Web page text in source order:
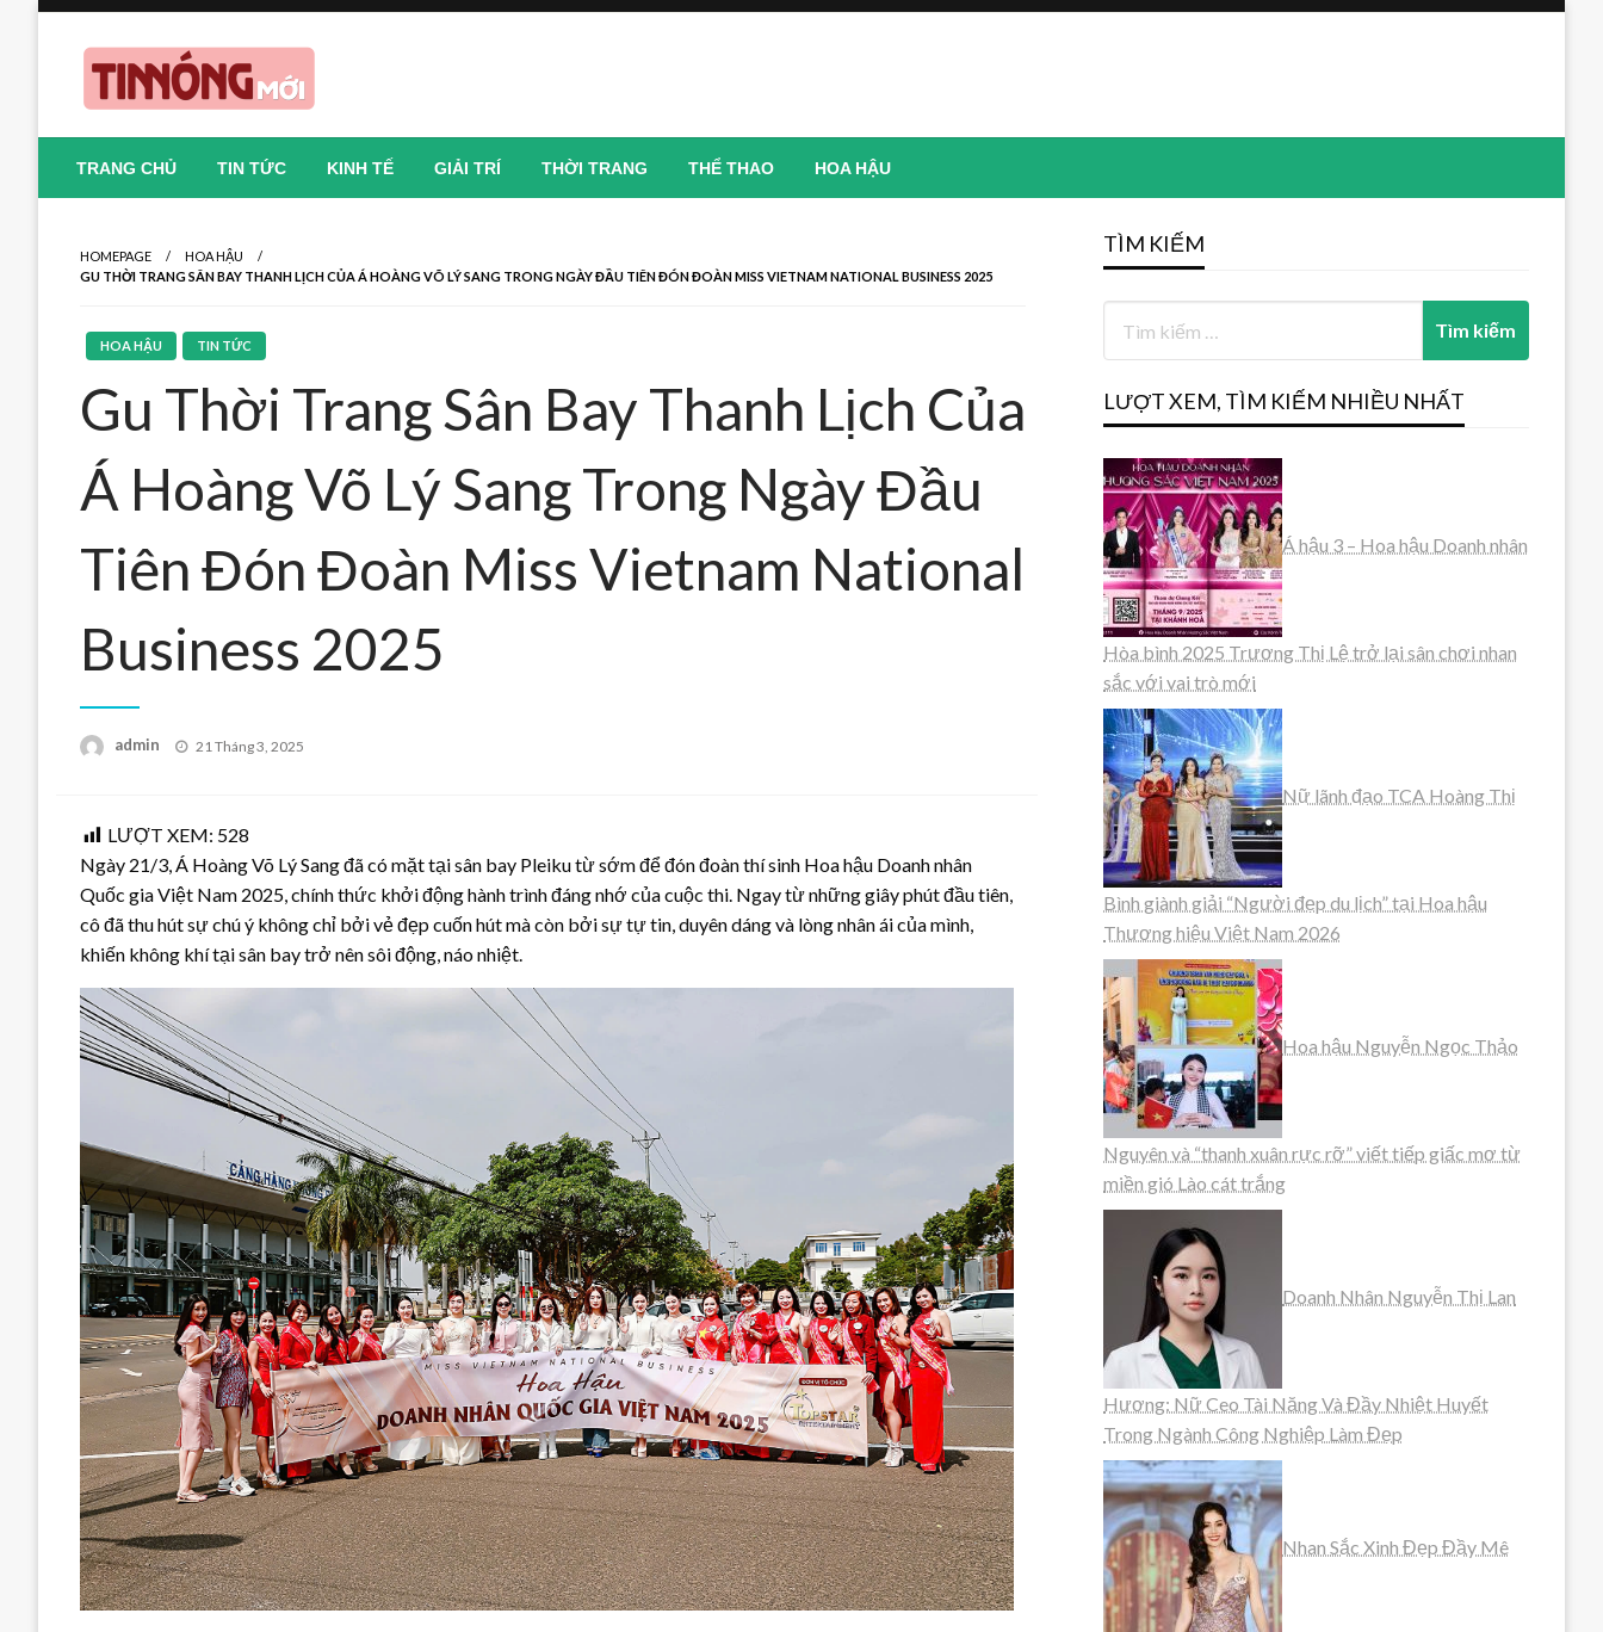
Tin Nóng Mới
TRANG CHỦ TIN TỨC KINH TẾ GIẢI TRÍ THỜI TRANG THỂ THAO HOA HẬU
HOMEPAGE
HOA HẬU
GU THỜI TRANG SÂN BAY THANH LỊCH CỦA Á HOÀNG VÕ LÝ SANG TRONG NGÀY ĐẦU TIÊN ĐÓN ĐOÀN MISS VIETNAM NATIONAL BUSINESS 2025
HOA HẬU TIN TỨC
Gu Thời Trang Sân Bay Thanh Lịch Của
Á Hoàng Võ Lý Sang Trong Ngày Đầu
Tiên Đón Đoàn Miss Vietnam National
Business 2025
admin
Posted
21 Tháng 3, 2025
LƯỢT XEM: 528
Ngày 21/3, Á Hoàng Võ Lý Sang đã có mặt tại sân bay Pleiku từ sớm để đón đoàn thí sinh Hoa hậu Doanh nhân
Quốc gia Việt Nam 2025, chính thức khởi động hành trình đáng nhớ của cuộc thi. Ngay từ những giây phút đầu tiên,
cô đã thu hút sự chú ý không chỉ bởi vẻ đẹp cuốn hút mà còn bởi sự tự tin, duyên dáng và lòng nhân ái của mình,
khiến không khí tại sân bay trở nên sôi động, náo nhiệt.
TÌM KIẾM
LƯỢT XEM, TÌM KIẾM NHIỀU NHẤT
Á hậu 3 – Hoa hậu Doanh nhân
Hòa bình 2025 Trương Thị Lệ trở lại sân chơi nhan
sắc với vai trò mới
Nữ lãnh đạo TCA Hoàng Thị
Bình giành giải “Người đẹp du lịch” tại Hoa hậu
Thương hiệu Việt Nam 2026
Hoa hậu Nguyễn Ngọc Thảo
Nguyên và “thanh xuân rực rỡ” viết tiếp giấc mơ từ
miền gió Lào cát trắng
Doanh Nhân Nguyễn Thị Lan
Hương: Nữ Ceo Tài Năng Và Đầy Nhiệt Huyết
Trong Ngành Công Nghiệp Làm Đẹp
Nhan Sắc Xinh Đẹp Đầy Mê